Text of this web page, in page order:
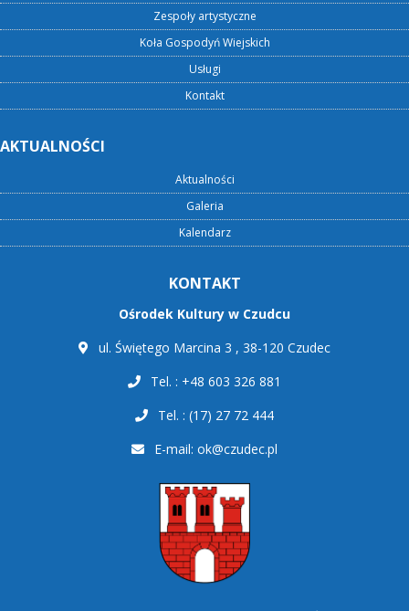
Zespoły artystyczne
Koła Gospodyń Wiejskich
Usługi
Kontakt
AKTUALNOŚCI
Aktualności
Galeria
Kalendarz
KONTAKT
Ośrodek Kultury w Czudcu
ul. Świętego Marcina 3 , 38-120 Czudec
Tel. : +48 603 326 881
Tel. : (17) 27 72 444
E-mail: ok@czudec.pl